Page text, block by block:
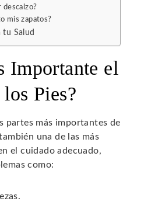
descalzo?
mis zapatos?
tu Salud
Importante el
Pies?
partes más importantes de
una de las más
el cuidado adecuado,
como: